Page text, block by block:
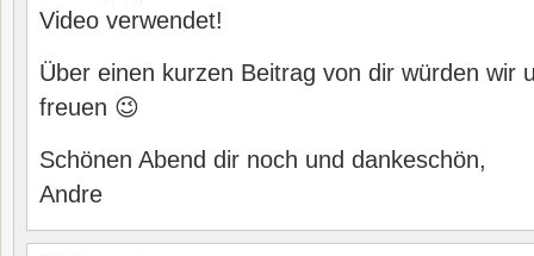
Video verwendet!
Über einen kurzen Beitrag von dir würden wir
freuen 😉
Schönen Abend dir noch und dankeschön,
Andre